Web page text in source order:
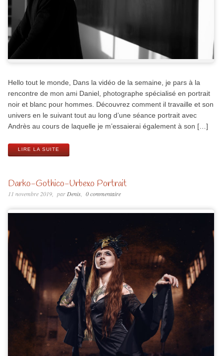
Hello tout le monde, Dans la vidéo de la semaine, je pars à la
rencontre de mon ami Daniel, photographe spécialisé en portrait
noir et blanc pour hommes. Découvrez comment il travaille et son
univers en le suivant tout au long d’une séance portrait avec
Andrès au cours de laquelle je m’essaierai également à son […]
LIRE LA SUITE
Darko-Gothico-Urbexo Portrait
11 novembre 2019 par Denis 0 commentaire